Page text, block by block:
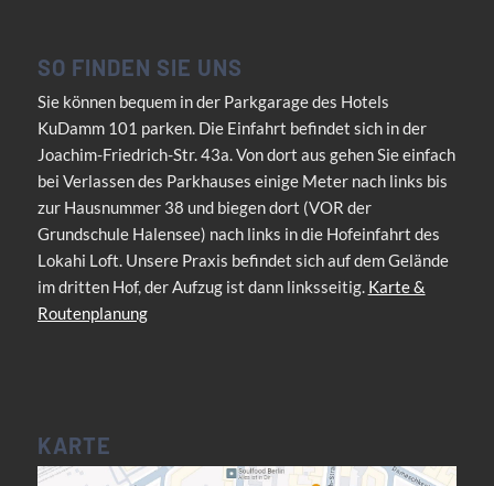
SO FINDEN SIE UNS
Sie können bequem in der Parkgarage des Hotels
KuDamm 101 parken. Die Einfahrt befindet sich in der
Joachim-Friedrich-Str. 43a. Von dort aus gehen Sie einfach
bei Verlassen des Parkhauses einige Meter nach links bis
zur Hausnummer 38 und biegen dort (VOR der
Grundschule Halensee) nach links in die Hofeinfahrt des
Lokahi Loft. Unsere Praxis befindet sich auf dem Gelände
im dritten Hof, der Aufzug ist dann linksseitig. Karte &
Routenplanung
KARTE